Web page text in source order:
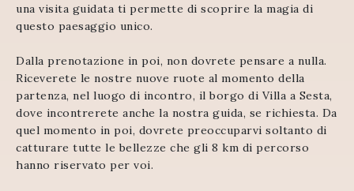
una visita guidata ti permette di scoprire la magia di
questo paesaggio unico.
Dalla prenotazione in poi, non dovrete pensare a nulla.
Riceverete le nostre nuove ruote al momento della
partenza, nel luogo di incontro, il borgo di Villa a Sesta,
dove incontrerete anche la nostra guida, se richiesta. Da
quel momento in poi, dovrete preoccuparvi soltanto di
catturare tutte le bellezze che gli 8 km di percorso
hanno riservato per voi.